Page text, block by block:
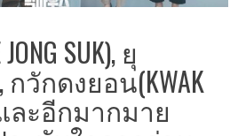
SUK), ยุ
กวักดงยอน(KWAK
และอีกมากมาย